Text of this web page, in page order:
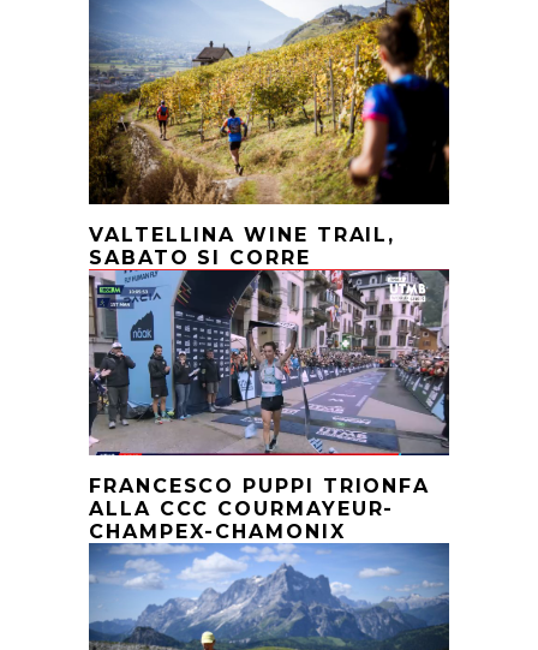
VALTELLINA WINE TRAIL,
SABATO SI CORRE
FRANCESCO PUPPI TRIONFA
ALLA CCC COURMAYEUR-
CHAMPEX-CHAMONIX